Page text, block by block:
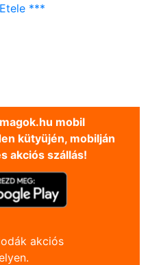
***
mobil
kütyüjén, mobilján
akciós szállás!
akciós